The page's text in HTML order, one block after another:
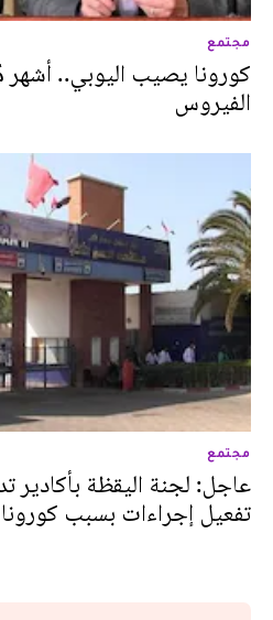
مجتمع
كورونا يصيب اليوبي.. أشهر
الفيروس
مجتمع
عاجل: لجنة اليقظة بأكادير
تفعيل إجراءات بسبب كورونا